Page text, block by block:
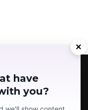
×
have
you?
YouTube